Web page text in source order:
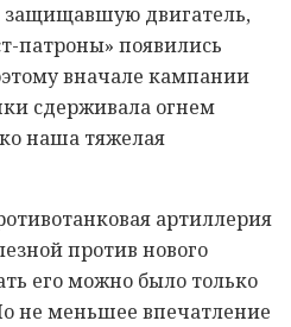
защищавшую двигатель,
патроны» появились
вначале кампании
сдерживала огнем
наша тяжелая
артиллерия
против нового
его можно было только
не меньшее впечатление